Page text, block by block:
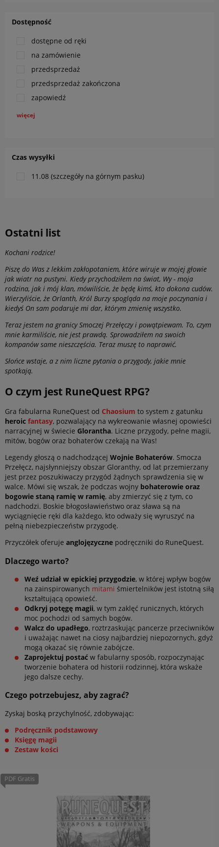
Dostępność
dostępne od ręki
na zamówienie
przedsprzedaż
przedsprzedaż zakończona
zapowiedź
więcej
Czas wysyłki
11.08 (szczegóły na górnym pasku)
Ostatni list
Kochani rodzice!
Piszę do Was z lekkim zakłopotaniem, które wiruje w mojej głowie
jak wiatr na pustyni. Kiedy przychodziłem na świat, Wy - moja
rodzina, jak i mój klan, mówiliście, że będę kimś, kto dokona cudów.
Wierzyliście, że Orlanth, Król Burzy spogląda na moje poczynania i
kiedyś On sam podaruje mi dar, którym zmienię wszystko.
Teraz jestem na granicy Smoczej Przełęczy i powątpiewam. To, czym
mnie karmiliście, nie jest prawdą. Sprowadziłem na swoich
kompanów same nieszczęścia. Teraz muszę to naprawić.
Słońce wstaje, a z nim liczne pytania o przygody, jakie mnie
spotkają.
O czym jest RuneQuest RPG?
Gra fabularna RuneQuest od Chaosium to system z gatunku
heroic fantasy, pozwalający na wykreowanie własnej opowieści
narracyjnej w świecie Glorantha. Liczne przygody, pełne magii,
mitów, bogów oraz bohaterów czekają na Was!
Legendy głoszą o nadchodzącej Wojnie Bohaterów. Smocza
Przełęcz, najsłynniejszy obszar Gloranthy, od lat przemierzany
jest przez poszukiwaczy przygód żądnych sprawdzenia się w
walce. Mówi się wszak, że podczas wojny bohaterowie oraz
bogowie staną ramię w ramię, aby zmierzyć się z tym, co
nadchodzi. Boskie błogosławieństwo oraz sława są na
wyciągnięcie ręki dla każdego, kto odważy się wyruszyć na
pełną niebezpieczeństw przygodę.
Przyczółek oferuje anglojęzyczne podręczniki do RuneQuest.
Dlaczego warto?
Weź udział w epickiej przygodzie, w której wpływ bogów
na zainspirowanych mitami śmiertelników jest istotną siłą
kształtującą opowieść.
Odkryj potęgę magii, w tym zaklęć runicznych, których
moc pochodzi od samych bogów.
Walcz do upadłego, roztrzaskując pancerze przeciwników
i uważając nawet na ciosy najbardziej niepozornych, gdyż
mogą okazać się równie zabójcze.
Zaprojektuj postać w fabularny sposób, rozpoczynając
tworzenie bohatera od historii rodzinnej, która wskaże
jego dalsze cechy.
Czego potrzebujesz, aby zagrać?
Zyskaj boską przychylność, zdobywając:
Podręcznik podstawowy
Księgę magii
Zestaw kości
PDF Gratis